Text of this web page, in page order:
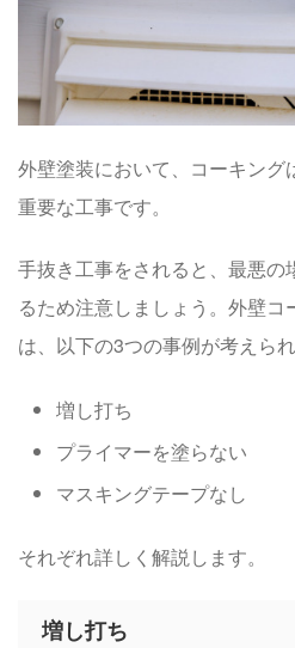
外壁塗装において、コーキング
重要な工事です。
手抜き工事をされると、最悪の
るため注意しましょう。外壁
は、以下の3つの事例が考えられ
増し打ち
プライマーを塗らない
マスキングテープなし
それぞれ詳しく解説します。
増し打ち